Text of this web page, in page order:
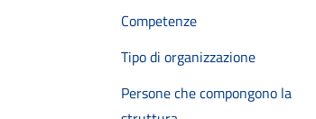
Competenze
Tipo di organizzazione
Persone che compongono la